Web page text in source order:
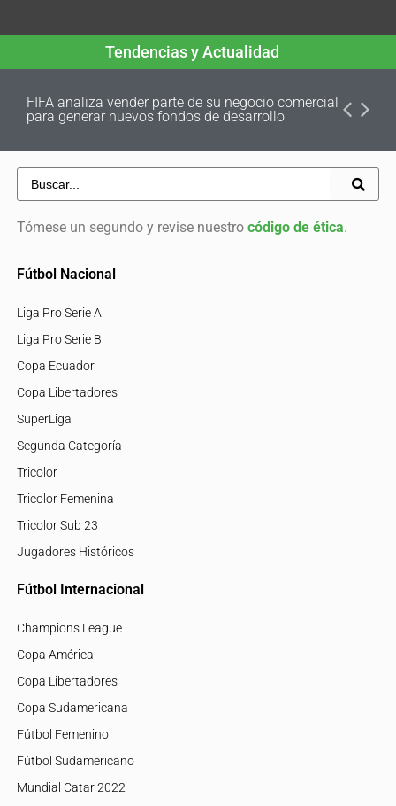
Tendencias y Actualidad
FIFA analiza vender parte de su negocio comercial
para generar nuevos fondos de desarrollo
Tómese un segundo y revise nuestro código de ética.
Fútbol Nacional
Liga Pro Serie A
Liga Pro Serie B
Copa Ecuador
Copa Libertadores
SuperLiga
Segunda Categoría
Tricolor
Tricolor Femenina
Tricolor Sub 23
Jugadores Históricos
Fútbol Internacional
Champions League
Copa América
Copa Libertadores
Copa Sudamericana
Fútbol Femenino
Fútbol Sudamericano
Mundial Catar 2022